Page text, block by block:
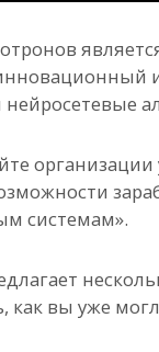
нейросетевые
организации
системам».
как вы уже